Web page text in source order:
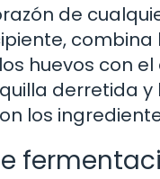
de
huevos con
derretida y
los